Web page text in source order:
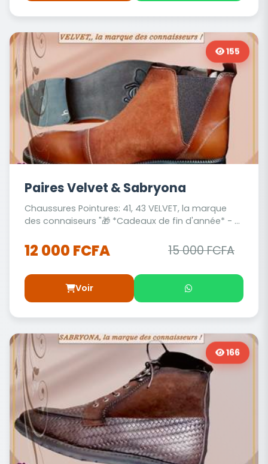
155
Paires Velvet & Sabryona
Chaussures Pointures: 41, 43 VELVET, la marque
des connaiseurs "🎁 *Cadeaux de fin d'année* - ...
12 000 FCFA 15 000 FCFA
Voir
166